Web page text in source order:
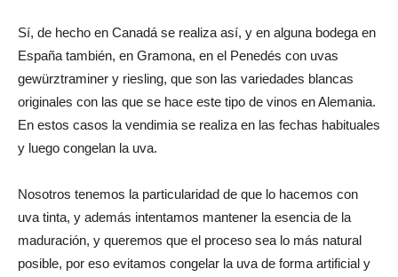
Sí, de hecho en Canadá se realiza así, y en alguna bodega en
España también, en Gramona, en el Penedés con uvas
gewürztraminer y riesling, que son las variedades blancas
originales con las que se hace este tipo de vinos en Alemania.
En estos casos la vendimia se realiza en las fechas habituales
y luego congelan la uva.
Nosotros tenemos la particularidad de que lo hacemos con
uva tinta, y además intentamos mantener la esencia de la
maduración, y queremos que el proceso sea lo más natural
posible, por eso evitamos congelar la uva de forma artificial y